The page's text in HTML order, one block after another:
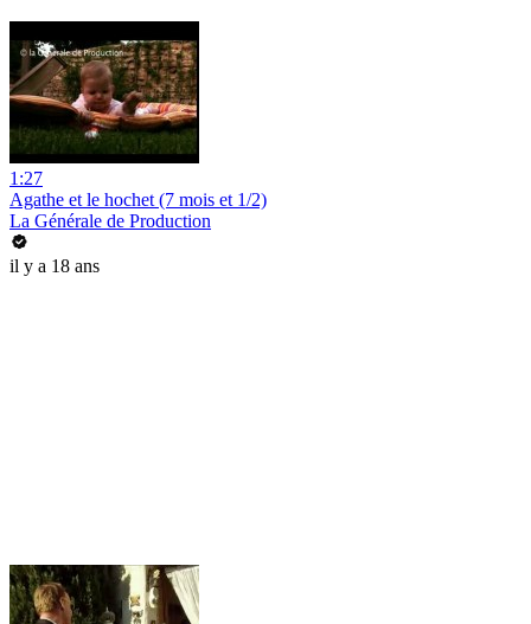
1:27
Agathe et le hochet (7 mois et 1/2)
La Générale de Production
il y a 18 ans